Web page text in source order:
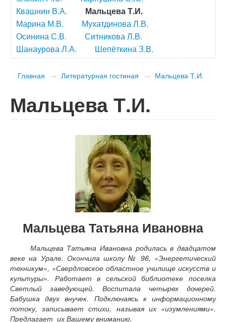
Квашнин В.А.
Мальцева Т.И.
Марина М.В.
Мухатдинова Л.В.
Осинина С.В.
Ситникова Л.В.
Шанаурова Л.А.
Шепёткина З.В.
Главная → Литературная гостиная → Мальцева Т.И.
Мальцева Т.И.
Мальцева Татьяна Ивановна
Мальцева Татьяна Ивановна родилась в двадцатом
веке на Урале. Окончила школу № 96, «Энергетический
техникум», «Свердловское областное училище искусств и
культуры». Работает в сельской библиотеке поселка
Светлый заведующей. Воспитала четырех дочерей.
Бабушка двух внучек. Подключаясь к информационному
потоку, записывает стихи, называя их «изумлениями».
Предлагает их Вашему вниманию.